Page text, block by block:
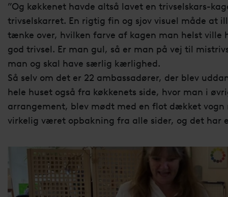
”Og køkkenet havde altså lavet en trivselskars-
trivselskarret. En rigtig fin og sjov visuel måde at
tænke over, hvilken farve af kagen man helst ville
god trivsel. Er man gul, så er man på vej til
man og skal have særlig kærlighed.
Så selv om det er 22 ambassadører, der blev
hele huset også fra køkkenets side, hvor man i
arrangement, blev mødt med en flot dækket vogn
virkelig været opbakning fra alle sider, og det har